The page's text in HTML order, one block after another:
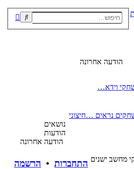
חיפושחיפוש
מתקדם
הודעה אחרונה
חיצוני
נושאים
הודעות
הודעה אחרונה
מחשב ישנים התחברות • הרשמה